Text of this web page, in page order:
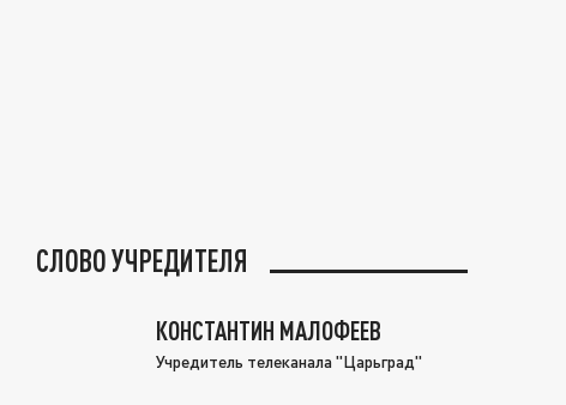
СЛОВО УЧРЕДИТЕЛЯ
КОНСТАНТИН МАЛОФЕЕВ
Учредитель телеканала "Царьград"